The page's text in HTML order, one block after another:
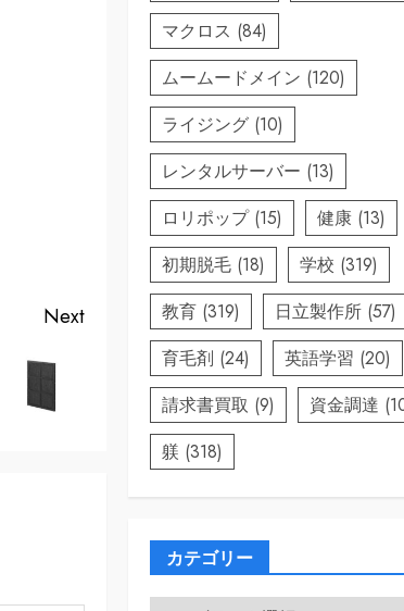
Next
マクロス (84)
ムームードメイン (120)
ライジング (10)
レンタルサーバー (13)
ロリポップ(15) 健康 (13)
初期脱毛 (18) 学校 (319)
教育 (319) 日立製作所 (57)
育毛剤 (24) 英語学習 (20)
請求書買取 (9) 資金調達
躾 (318)
カテゴリー